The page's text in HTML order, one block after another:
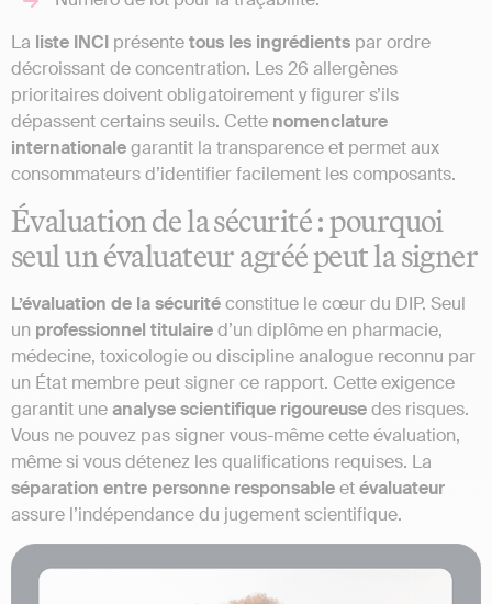
La liste INCI présentetous les ingrédients par ordre
décroissant de concentration. Les 26 allergènes
prioritaires doivent obligatoirement y figurer s’ils
dépassent certains seuils. Cette nomenclature
internationalegarantit la transparence et permet aux
consommateurs d’identifier facilement les composants.
Évaluation de la sécurité : pourquoi
seul un évaluateur agréé peut la signer
L’évaluation de la sécuritéconstitue le cœur du DIP. Seul
un professionnel titulaired’un diplôme en pharmacie,
médecine, toxicologie ou discipline analogue reconnu par
un État membre peut signer ce rapport. Cette exigence
garantit uneanalyse scientifique rigoureusedes risques.
Vous ne pouvez pas signer vous-même cette évaluation,
même si vous détenez les qualifications requises. La
séparation entre personne responsableetévaluateur
assure l’indépendance du jugement scientifique.